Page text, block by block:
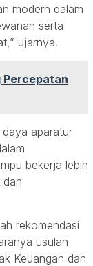
modern dalam
serta
ujarnya.
Percepatan
aparatur
bekerja lebih
dan
rekomendasi
usulan
Keuangan dan